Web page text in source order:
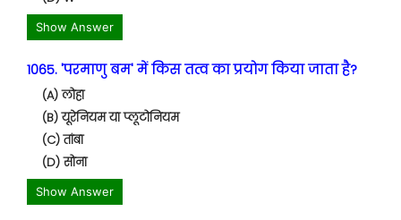
Show Answer
1065. 'परमाणु बम' में किस तत्व का प्रयोग किया जाता है?
(A) लोहा
(B) यूरेनियम या प्लूटोनियम
(C) तांबा
(D) सोना
Show Answer